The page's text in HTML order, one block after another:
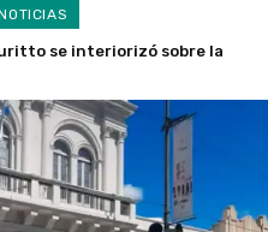
preventiva para joven